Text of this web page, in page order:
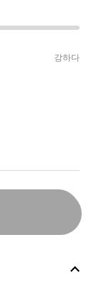
강하다